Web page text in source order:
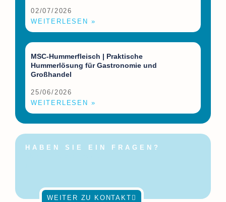
02/07/2026
WEITERLESEN »
MSC-Hummerfleisch | Praktische
Hummerlösung für Gastronomie und
Großhandel
25/06/2026
WEITERLESEN »
HABEN SIE EIN FRAGEN?
WEITER ZU KONTAKT